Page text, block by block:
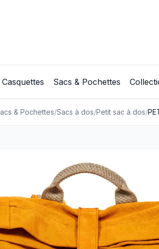
Sacs & Pochettes
& Pochettes/Sacs à dos/Petit sac à dos/